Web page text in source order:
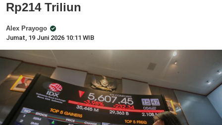
Rp214 Triliun
Alex Prayogo
Jumat, 19 Juni 2026 10:11 WIB